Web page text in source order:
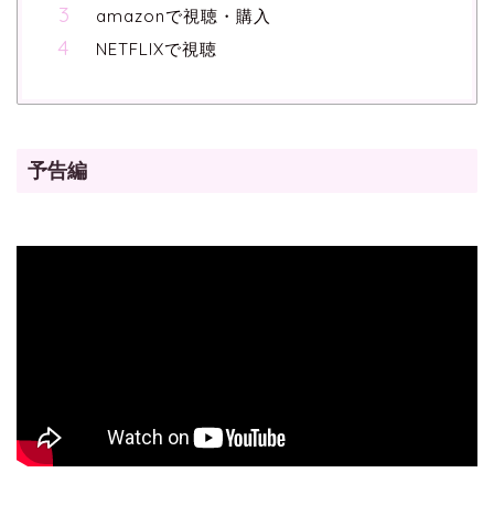
amazonで視聴・購入
NETFLIXで視聴
予告編